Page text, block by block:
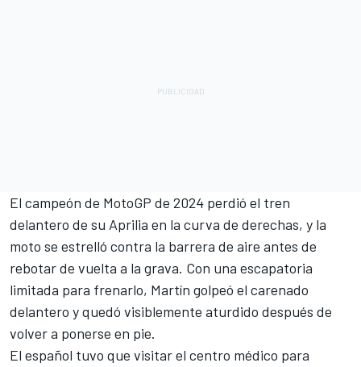
El campeón de MotoGP de 2024 perdió el tren
delantero de su Aprilia en la curva de derechas, y la
moto se estrelló contra la barrera de aire antes de
rebotar de vuelta a la grava. Con una escapatoria
limitada para frenarlo, Martín golpeó el carenado
delantero y quedó visiblemente aturdido después de
volver a ponerse en pie.
El español tuvo que visitar el centro médico para